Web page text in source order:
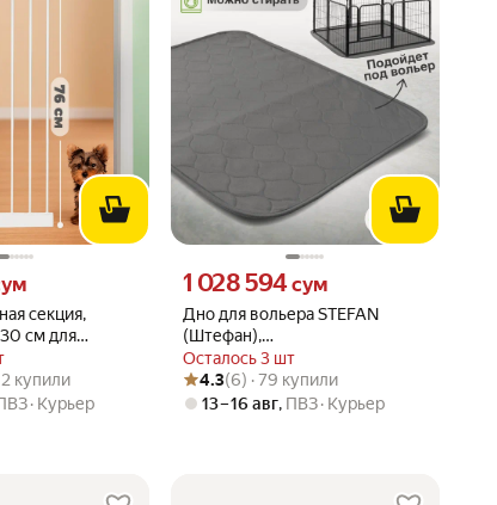
секция,
см для
белый,
вместо
из 5
купили
купили
Курьер
Дно для вольера STEFAN
(Штефан),
ультравпитывающая,
150x150см, S-150150DN
Осталось 3 шт
Цена 1028594 сум вместо
1 028 594 сум
Рейтинг товара: 4.3 из 5
Оценок: (6) · 79 купили
4.3(6) · 79 купили
13 – 16 авг, ПВЗ Курьер